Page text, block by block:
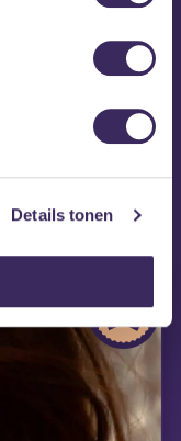
Details tonen